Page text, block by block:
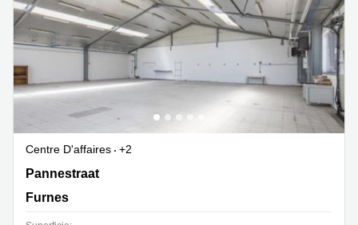
Centre D'affaires
+2
Pannestraat 142, Furnes
Pannestraat
Furnes